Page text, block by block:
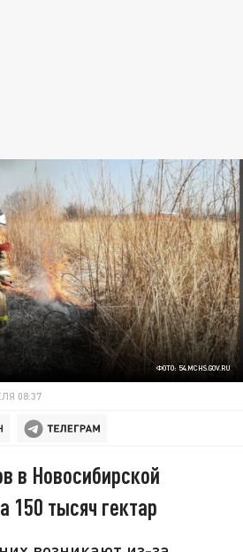
ФОТО: 54.MCHS.GOV.RU
08:37
в Новосибирской
150 тысяч гектар